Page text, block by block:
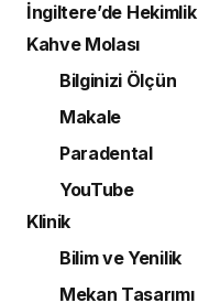
İngiltere’de Hekimlik
Kahve Molası
Bilginizi Ölçün
Makale
Paradental
YouTube
Klinik
Bilim ve Yenilik
Mekan Tasarımı